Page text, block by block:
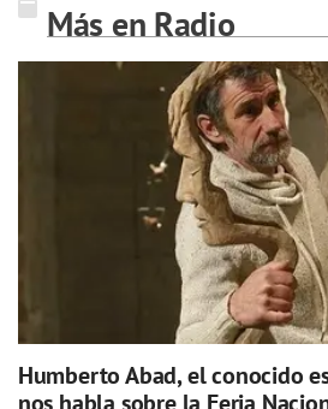
Más en Radio
Humberto Abad, el conocido